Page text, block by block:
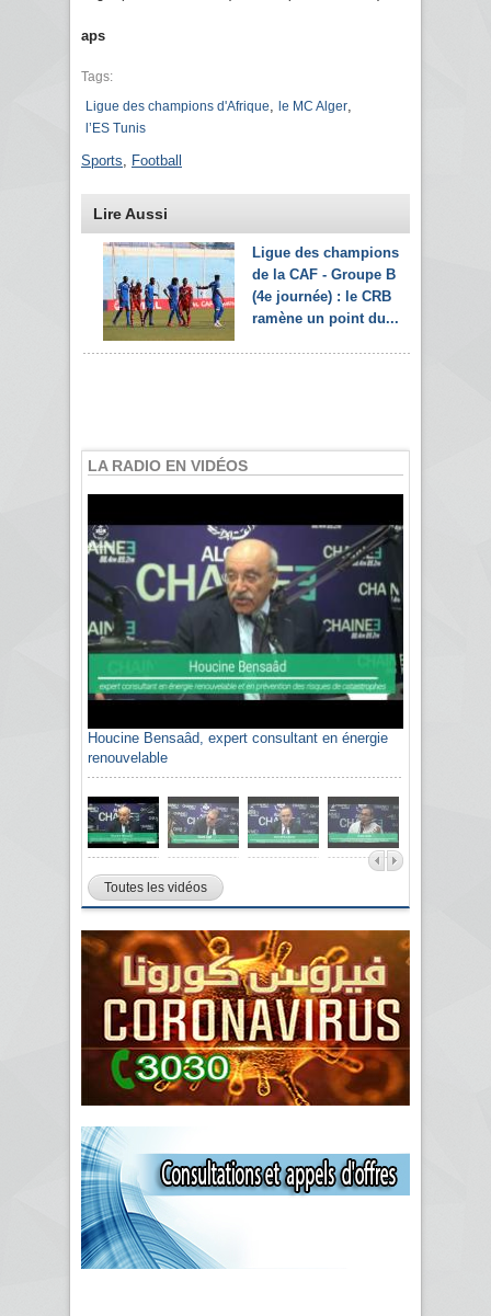
aps
Tags:
Ligue des champions d'Afrique
le MC Alger
l’ES Tunis
Sports Football
Lire Aussi
Ligue des champions
de la CAF - Groupe B
(4e journée) : le CRB
ramène un point du...
LA RADIO EN VIDÉOS
Houcine Bensaâd, expert consultant en énergie
renouvelable
Toutes les vidéos